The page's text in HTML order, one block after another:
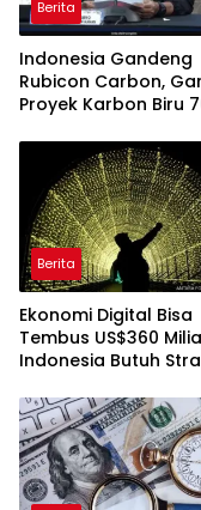
Berita
Indonesia Gandeng
Rubicon Carbon,
Proyek Karbon Biru
Berita
Ekonomi Digital Bisa
Tembus US$360
Indonesia Butuh